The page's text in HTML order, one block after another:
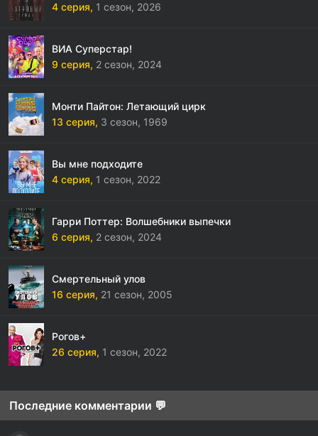
4 серия, 1 сезон, 2026
ВИА Суперстар!
9 серия, 2 сезон, 2024
Монти Пайтон: Летающий цирк
13 серия, 3 сезон, 1969
Вы мне подходите
4 серия, 1 сезон, 2022
Гарри Поттер: Волшебники выпечки
6 серия, 2 сезон, 2024
Смертельный улов
16 серия, 21 сезон, 2005
Рогов+
26 серия, 1 сезон, 2022
Последние комментарии 💬